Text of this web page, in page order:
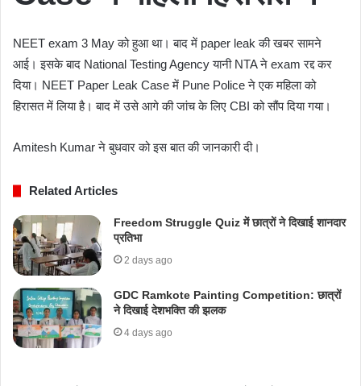
NEET exam 3 May को हुआ था। बाद में paper leak की खबर सामने
आई। इसके बाद National Testing Agency यानी NTA ने exam रद्द कर
दिया। NEET Paper Leak Case में Pune Police ने एक महिला को
हिरासत में लिया है। बाद में उसे आगे की जांच के लिए CBI को सौंप दिया गया।
Amitesh Kumarने बुधवार को इस बात की जानकारी दी।
Related Articles
Freedom Struggle Quiz में छात्रों ने दिखाई शानदार
प्रतिभा
2 days ago
GDC Ramkote Painting Competition: छात्रों
ने दिखाई देशभक्ति की झलक
4 days ago